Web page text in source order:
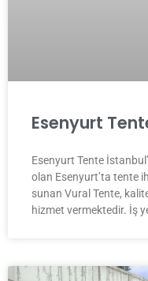
Esenyurt
Esenyurt Tente
olan Esenyurt’ta tente
sunan Vural Tente,
hizmet vermektedir. İş